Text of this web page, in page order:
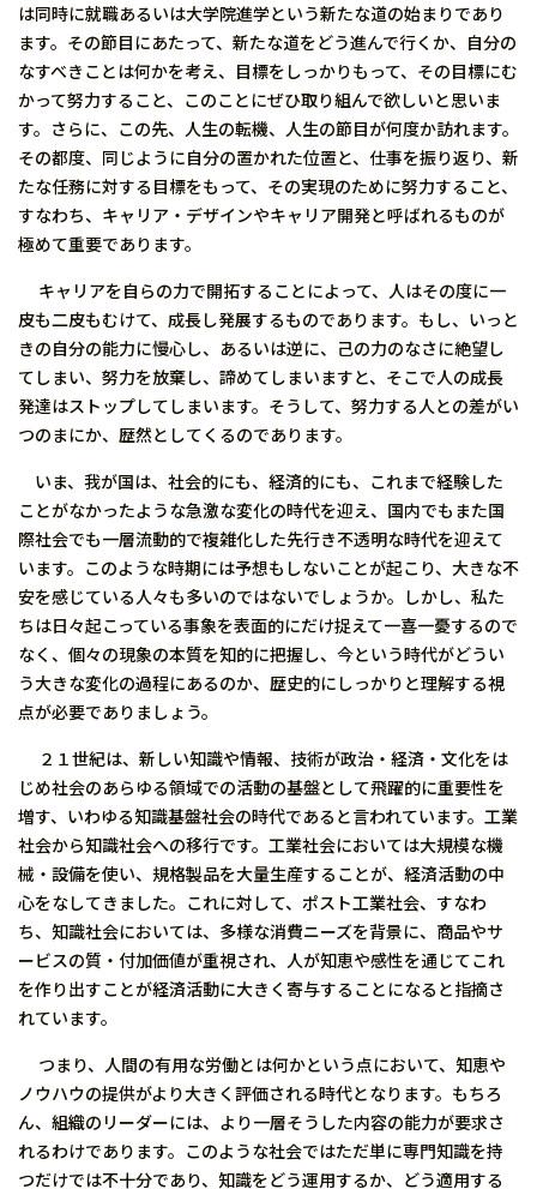
は同時に就職あるいは大学院進学という新たな道の始まりであり
ます。その節目にあたって、新たな道をどう進んで行くか、自分の
なすべきことは何かを考え、目標をしっかりもって、その目標にむ
かって努力すること、このことにぜひ取り組んで欲しいと思いま
す。さらに、この先、人生の転機、人生の節目が何度か訪れます。
その都度、同じように自分の置かれた位置と、仕事を振り返り、新
たな任務に対する目標をもって、その実現のために努力すること、
すなわち、キャリア・デザインやキャリア開発と呼ばれるものが
極めて重要であります。
キャリアを自らの力で開拓することによって、人はその度に一
皮も二皮もむけて、成長し発展するものであります。もし、いっと
きの自分の能力に慢心し、あるいは逆に、己の力のなさに絶望し
てしまい、努力を放棄し、諦めてしまいますと、そこで人の成長
発達はストップしてしまいます。そうして、努力する人との差がい
つのまにか、歴然としてくるのであります。
いま、我が国は、社会的にも、経済的にも、これまで経験した
ことがなかったような急激な変化の時代を迎え、国内でもまた国
際社会でも一層流動的で複雑化した先行き不透明な時代を迎えて
います。このような時期には予想もしないことが起こり、大きな不
安を感じている人々も多いのではないでしょうか。しかし、私た
ちは日々起こっている事象を表面的にだけ捉えて一喜一憂するので
なく、個々の現象の本質を知的に把握し、今という時代がどうい
う大きな変化の過程にあるのか、歴史的にしっかりと理解する視
点が必要でありましょう。
２１世紀は、新しい知識や情報、技術が政治・経済・文化をは
じめ社会のあらゆる領域での活動の基盤として飛躍的に重要性を
増す、いわゆる知識基盤社会の時代であると言われています。工業
社会から知識社会への移行です。工業社会においては大規模な機
械・設備を使い、規格製品を大量生産することが、経済活動の中
心をなしてきました。これに対して、ポスト工業社会、すなわ
ち、知識社会においては、多様な消費ニーズを背景に、商品やサ
ービスの質・付加価値が重視され、人が知恵や感性を通じてこれ
を作り出すことが経済活動に大きく寄与することになると指摘さ
れています。
つまり、人間の有用な労働とは何かという点において、知恵や
ノウハウの提供がより大きく評価される時代となります。もちろ
ん、組織のリーダーには、より一層そうした内容の能力が要求さ
れるわけであります。このような社会ではただ単に専門知識を持
つだけでは不十分であり、知識をどう運用するか、どう適用する